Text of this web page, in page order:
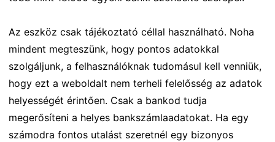
Az eszköz csak tájékoztató céllal használható. Noha
mindent megteszünk, hogy pontos adatokkal
szolgáljunk, a felhasználóknak tudomásul kell venniük,
hogy ezt a weboldalt nem terheli felelősség az adatok
helyességét érintően. Csak a bankod tudja
megerősíteni a helyes bankszámlaadatokat. Ha egy
számodra fontos utalást szeretnél egy bizonyos